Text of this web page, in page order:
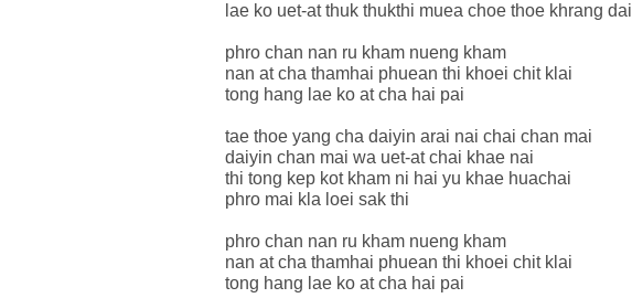
lae ko uet-at thuk thukthi muea choe thoe khrang dai
phro chan nan ru kham nueng kham
nan at cha thamhai phuean thi khoei chit klai
tong hang lae ko at cha hai pai
tae thoe yang cha daiyin arai nai chai chan mai
daiyin chan mai wa uet-at chai khae nai
thi tong kep kot kham ni hai yu khae huachai
phro mai kla loei sak thi
phro chan nan ru kham nueng kham
nan at cha thamhai phuean thi khoei chit klai
tong hang lae ko at cha hai pai